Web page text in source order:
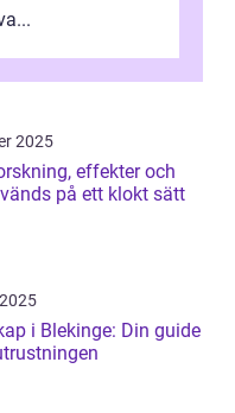
2025
effekter och
på ett klokt sätt
i Blekinge: Din guide